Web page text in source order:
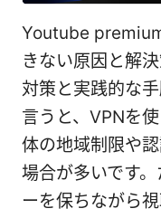
Youtube
きない原因と解
対策と実践的な
言うと、VPNを
体の地域制限や
場合が多いです
ーを保ちながら